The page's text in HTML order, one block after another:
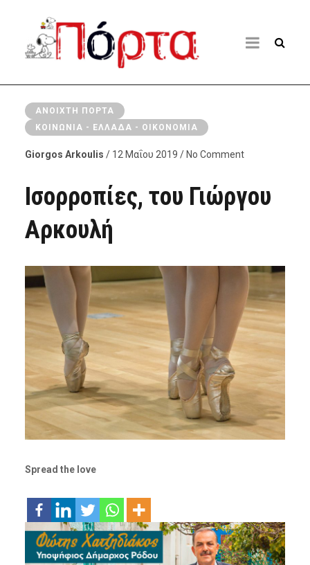
ΑΝΟΙΧΤΉ ΠΌΡΤΑ
ΚΟΙΝΩΝΊΑ - ΕΛΛΆΔΑ - ΟΙΚΟΝΟΜΊΑ
Giorgos Arkoulis / 12 Μαΐου 2019 / No Comment
Ισορροπίες, του Γιώργου
Αρκουλή
Spread the love